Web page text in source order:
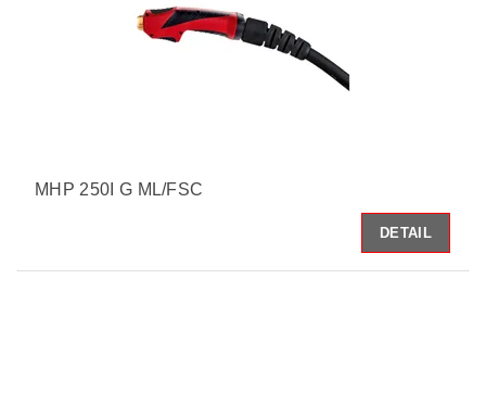
MHP 250I G ML/FSC
DETAIL